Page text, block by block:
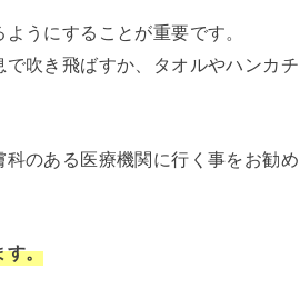
うにすることが重要です。
吹き飛ばすか、タオルやハンカチ
のある医療機関に行く事をお勧め
す。